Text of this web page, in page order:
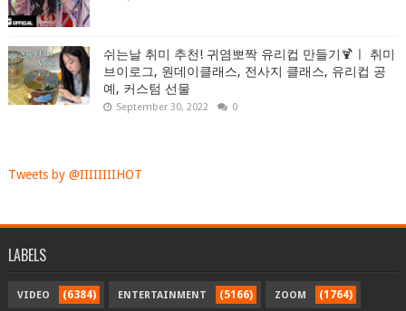
쉬는날 취미 추천! 귀염뽀짝 유리컵 만들기🍹ㅣ 취미
브이로그, 원데이클래스, 전사지 클래스, 유리컵 공
예, 커스텀 선물
September 30, 2022 0
Tweets by @IIIIIIIIHOT
LABELS
VIDEO (6384) ENTERTAINMENT (5166) ZOOM (1764)